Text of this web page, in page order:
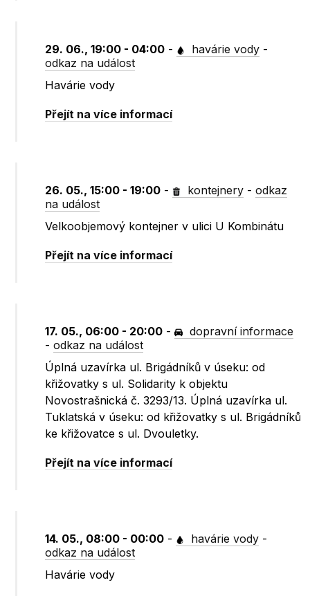
29. 06., 19:00 - 04:00 - havárie vody -
odkaz na událost
Havárie vody
Přejít na více informací
26. 05., 15:00 - 19:00 - kontejnery -odkaz
na událost
Velkoobjemový kontejner v ulici U Kombinátu
Přejít na více informací
17. 05., 06:00 - 20:00 -
dopravní informace
-odkaz na událost
Úplná uzavírka ul. Brigádníků v úseku: od
křižovatky s ul. Solidarity k objektu
Novostrašnická č. 3293/13. Úplná uzavírka ul.
Tuklatská v úseku: od křižovatky s ul. Brigádníků
ke křižovatce s ul. Dvouletky.
Přejít na více informací
14. 05., 08:00 - 00:00 - havárie vody -
odkaz na událost
Havárie vody